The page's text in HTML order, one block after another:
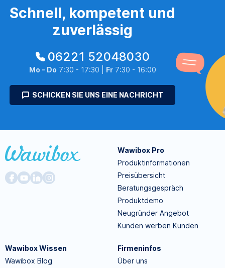
Schnell, kompetent und
zuverlässig
06221 52048030
Mo - Do 7:30 - 17:30 | Fr7:30 - 16:00
SCHICKEN SIE UNS EINE NACHRICHT
Wawibox Pro
Produktinformationen
Preisübersicht
Beratungsgespräch
Produktdemo
Neugründer Angebot
Kunden werben Kunden
Wawibox Wissen
Wawibox Blog
Firmeninfos
Über uns